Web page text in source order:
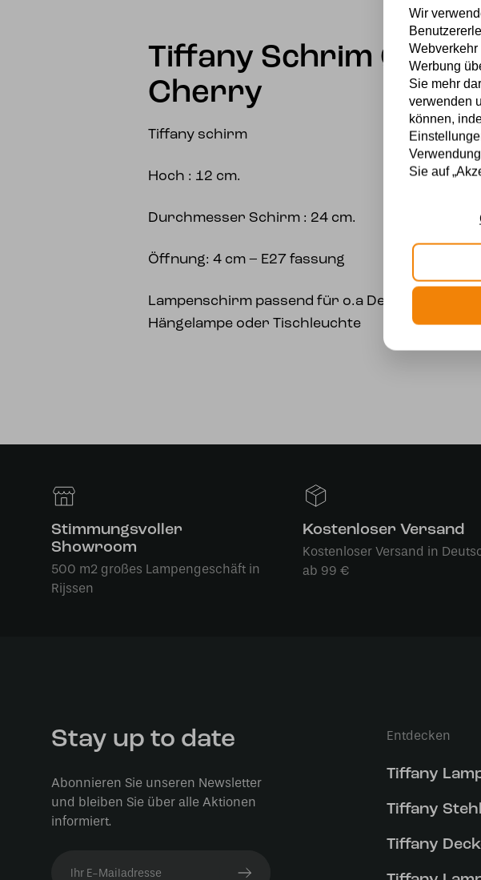
Tiffany Schrim Ø
Cherry
Tiffany schirm
Hoch : 12 cm.
Durchmesser Schirm : 24 cm.
Öffnung: 4 cm – E27 fassung
Lampenschirm passend für o.a Deckenleuchte /
Hängelampe oder Tischleuchte
Stimmungsvoller
Showroom
500 m2 großes Lampengeschäft in
Rijssen
Kostenloser Versand
Kostenloser Versand in
ab 99 €
Stay up to date
Abonnieren Sie unseren Newsletter
und bleiben Sie über alle Aktionen
informiert.
Entdecken
Tiffany
Tiffany
Tiffany
Wir
Werbung
Sie mehr
verwenden
können,
Sie auf